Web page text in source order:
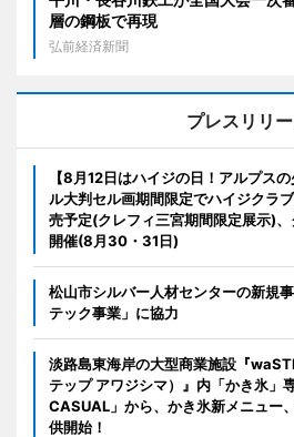
層の鋼板で再現
弘前経済新聞
プレスリリ
【8月12日はハイジの日！アルプス
ル大判セル画期間限定でハイジクラ
売予定(クレフィ三宮期間限定展示)
開催(8月30・31日)
松山市シルバー人材センターの新規
テック事業」に協力
淡路島東海岸の大型商業施設『
テップ アワジシマ）』内「かき氷」
CASUAL」から、かき氷新メニュー
供開始！